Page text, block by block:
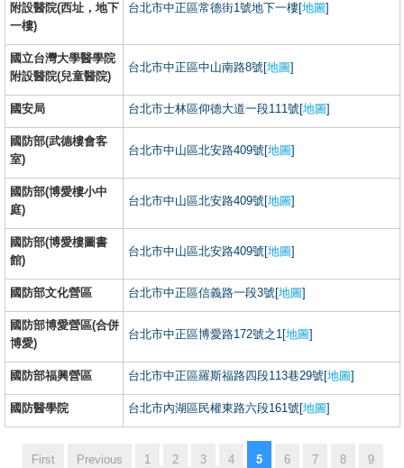
附設醫院(西址，地下
一樓)
台北市中正區常德街1號地下一樓[地圖]
國立台灣大學醫學院
附設醫院(兒童醫院)
台北市中正區中山南路8號[地圖]
國安局 台北市士林區仰德大道一段111號[地圖]
國防部(武德樓會客
室)
台北市中山區北安路409號[地圖]
國防部(博愛樓小中
庭)
台北市中山區北安路409號[地圖]
國防部(博愛樓圖書
館)
台北市中山區北安路409號[地圖]
國防部文化營區 台北市中正區信義路一段3號[地圖]
國防部博愛營區(合併
博愛)
台北市中正區博愛路172號之1[地圖]
國防部福興營區 台北市中正區羅斯福路四段113巷29號[地圖]
國防醫學院 台北市內湖區民權東路六段161號[地圖]
First Previous 1 2 3 4 5 6 7 8
9